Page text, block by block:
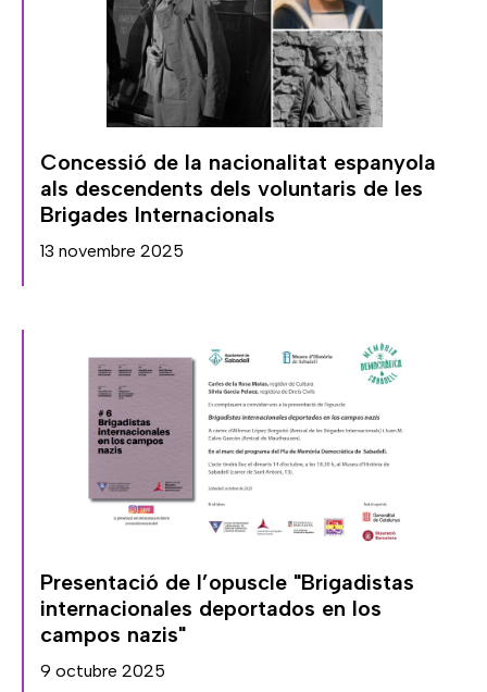
Concessió de la nacionalitat espanyola
als descendents dels voluntaris de les
Brigades Internacionals
13 novembre 2025
Presentació de l’opuscle "Brigadistas
internacionales deportados en los
campos nazis"
9 octubre 2025